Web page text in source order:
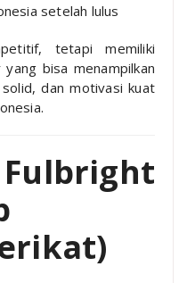
setelah lulus
tetapi memiliki
bisa menampilkan
dan motivasi kuat